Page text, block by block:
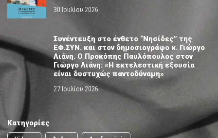
30 Ιουλίου 2026
Συνέντευξη στο ένθετο “Νησίδες” της
ΕΦ.ΣΥΝ. και στον δημοσιογράφο κ. Γιώργο
Λιάνη. Ο Προκόπης Παυλόπουλος στον
Γιώργο Λιάνη: «Η εκτελεστική εξουσία
είναι δυστυχώς παντοδύναμη»
27 Ιουλίου 2026
Κατηγορίες